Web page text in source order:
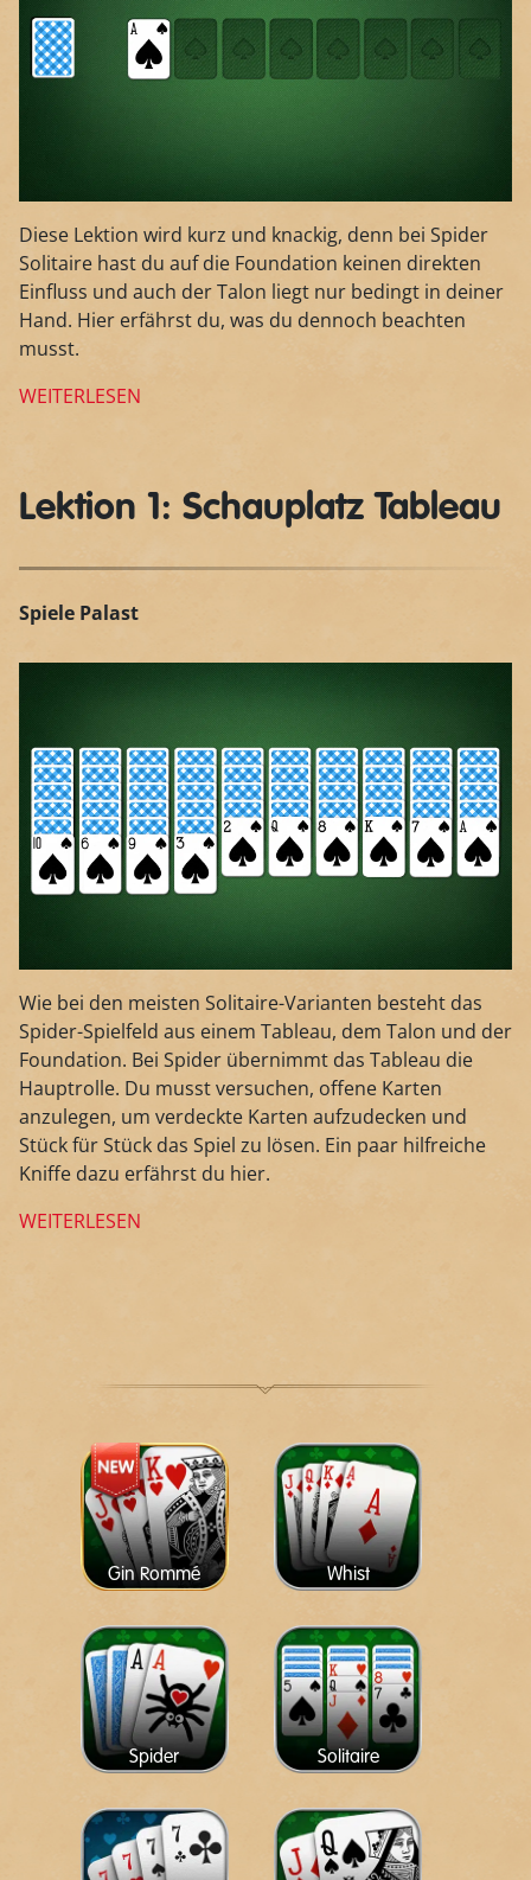
Diese Lektion wird kurz und knackig, denn bei Spider
Solitaire hast du auf die Foundation keinen direkten
Einfluss und auch der Talon liegt nur bedingt in deiner
Hand. Hier erfährst du, was du dennoch beachten
musst.
WEITERLESEN
Lektion 1: Schauplatz Tableau
Spiele Palast
Wie bei den meisten Solitaire-Varianten besteht das
Spider-Spielfeld aus einem Tableau, dem Talon und der
Foundation. Bei Spider übernimmt das Tableau die
Hauptrolle. Du musst versuchen, offene Karten
anzulegen, um verdeckte Karten aufzudecken und
Stück für Stück das Spiel zu lösen. Ein paar hilfreiche
Kniffe dazu erfährst du hier.
WEITERLESEN
Gin Rommé Whist
Spider Solitaire